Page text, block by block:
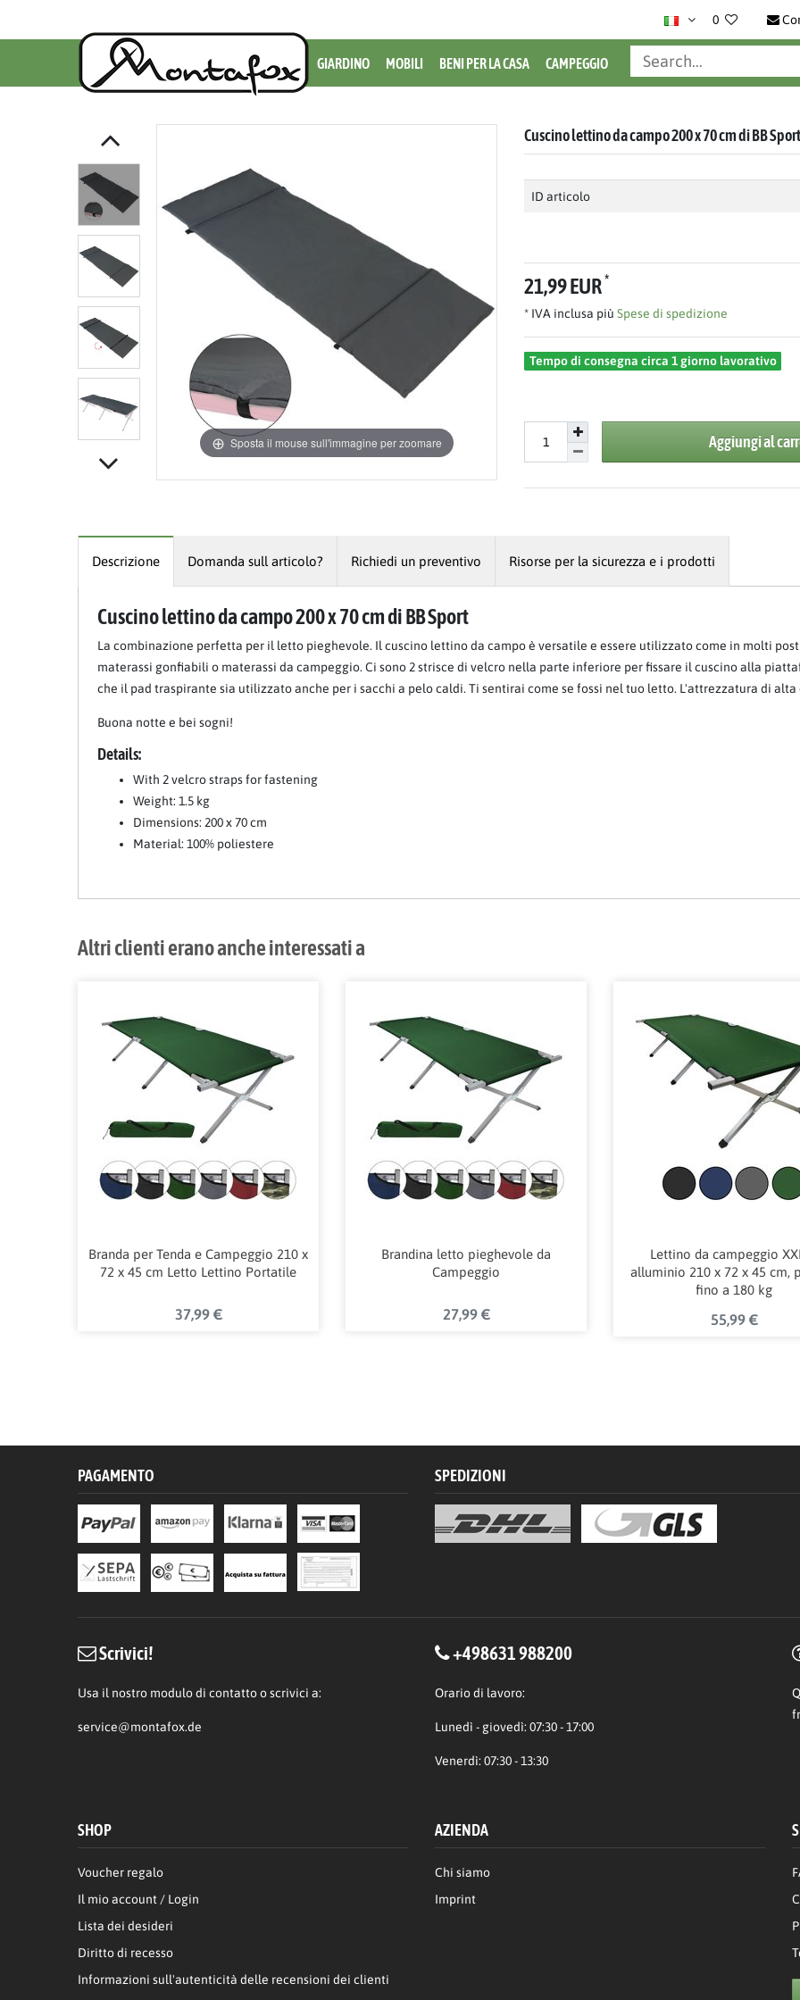
0
GIARDINO MOBILI BENI PER LA CASA CAMPEGGIO
Item 1 of 8
Sposta il mouse sull'immagine per zoomare
Cuscino lettino da campo 200 x 70 cm di BB Sport
ID articolo
21,99 EUR*
* IVA inclusa più Spese di spedizione
Tempo di consegna circa 1 giorno lavorativo
Aggiungi al
Descrizione Domanda sull articolo? Richiedi un preventivo Risorse per la sicurezza e i prodotti
Cuscino lettino da campo 200 x 70 cm di BB Sport
La combinazione perfetta per il letto pieghevole. Il cuscino lettino da campo è versatile e essere utilizzato come in molti
materassi gonfiabili o materassi da campeggio. Ci sono 2 strisce di velcro nella parte inferiore per fissare il cuscino alla
che il pad traspirante sia utilizzato anche per i sacchi a pelo caldi. Ti sentirai come se fossi nel tuo letto. L'attrezzatura di
Buona notte e bei sogni!
Details:
With 2 velcro straps for fastening
Weight: 1.5 kg
Dimensions: 200 x 70 cm
Material: 100% poliestere
Altri clienti erano anche interessati a
Branda per Tenda e Campeggio 210 x
72 x 45 cm Letto Lettino Portatile
37,99 €
Brandina letto pieghevole da
Campeggio
27,99 €
Lettino da campeggio
alluminio 210 x 72 x 45 cm,
fino a 180 kg
55,99 €
PAGAMENTO SPEDIZIONI
Scrivici!
Usa il nostro modulo di contatto o scrivici a:
service@montafox.de
+498631 988200
Orario di lavoro:
Lunedì - giovedì: 07:30 - 17:00
Venerdì: 07:30 - 13:30
SHOP
Voucher regalo
Il mio account / Login
Lista dei desideri
Diritto di recesso
Informazioni sull'autenticità delle recensioni dei clienti
AZIENDA
Chi siamo
Imprint